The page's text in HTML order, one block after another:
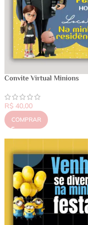
Convite Virtual Minions
R$40,00
COMPRAR